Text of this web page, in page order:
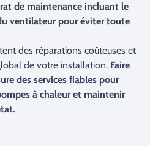
de maintenance incluant le
ventilateur pour éviter toute
des réparations coûteuses et
de votre installation. Faire
des services fiables pour
à chaleur et maintenir